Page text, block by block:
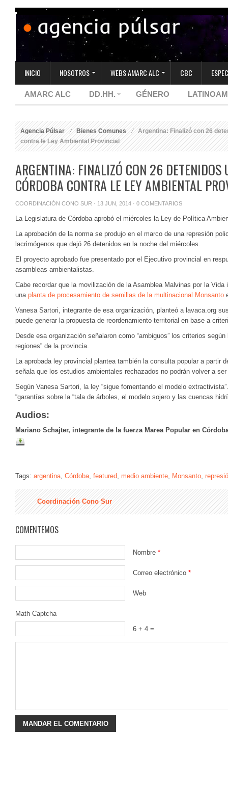
INICIO NOSOTROS WEBS AMARC ALC CBC
AMARC ALC DD.HH. GÉNERO
Agencia Púlsar Bienes Comunes
Argentina: Finalizó con 26
contra le Ley Ambiental Provincial
ARGENTINA: FINALIZÓ CON 26 DETENIDOS
CÓRDOBA CONTRA LE LEY AMBIENTAL
COORDINACIÓN CONO SUR · 13 JUN, 2014 · 0 COMENTARIOS
La Legislatura de Córdoba aprobó el miércoles la Ley de Política
La aprobación de la norma se produjo en el marco de una represión
lacrimógenos que dejó 26 detenidos en la noche del miércoles.
El proyecto aprobado fue presentado por el Ejecutivo provincial en
asambleas ambientalistas.
Cabe recordar que la movilización de la Asamblea Malvinas por la
una planta de procesamiento de semillas de la multinacional Monsanto
Vanesa Sartori, integrante de esa organización, planteó a lavaca.org
puede generar la propuesta de reordenamiento territorial en base a
Desde esa organización señalaron como “ambiguos” los criterios
regiones” de la provincia.
La aprobada ley provincial plantea también la consulta popular a partir
señala que los estudios ambientales rechazados no podrán volver a
Según Vanesa Sartori, la ley “sigue fomentando el modelo
“garantías sobre la “tala de árboles, el modelo sojero y las cuencas
Audios:
Mariano Schajter, integrante de la fuerza Marea Popular en
Tags: argentina, Córdoba, featured, medio ambiente, Monsanto,
Coordinación Cono Sur
COMENTEMOS
Nombre *
Correo electrónico *
Web
Math Captcha
6 + 4 =